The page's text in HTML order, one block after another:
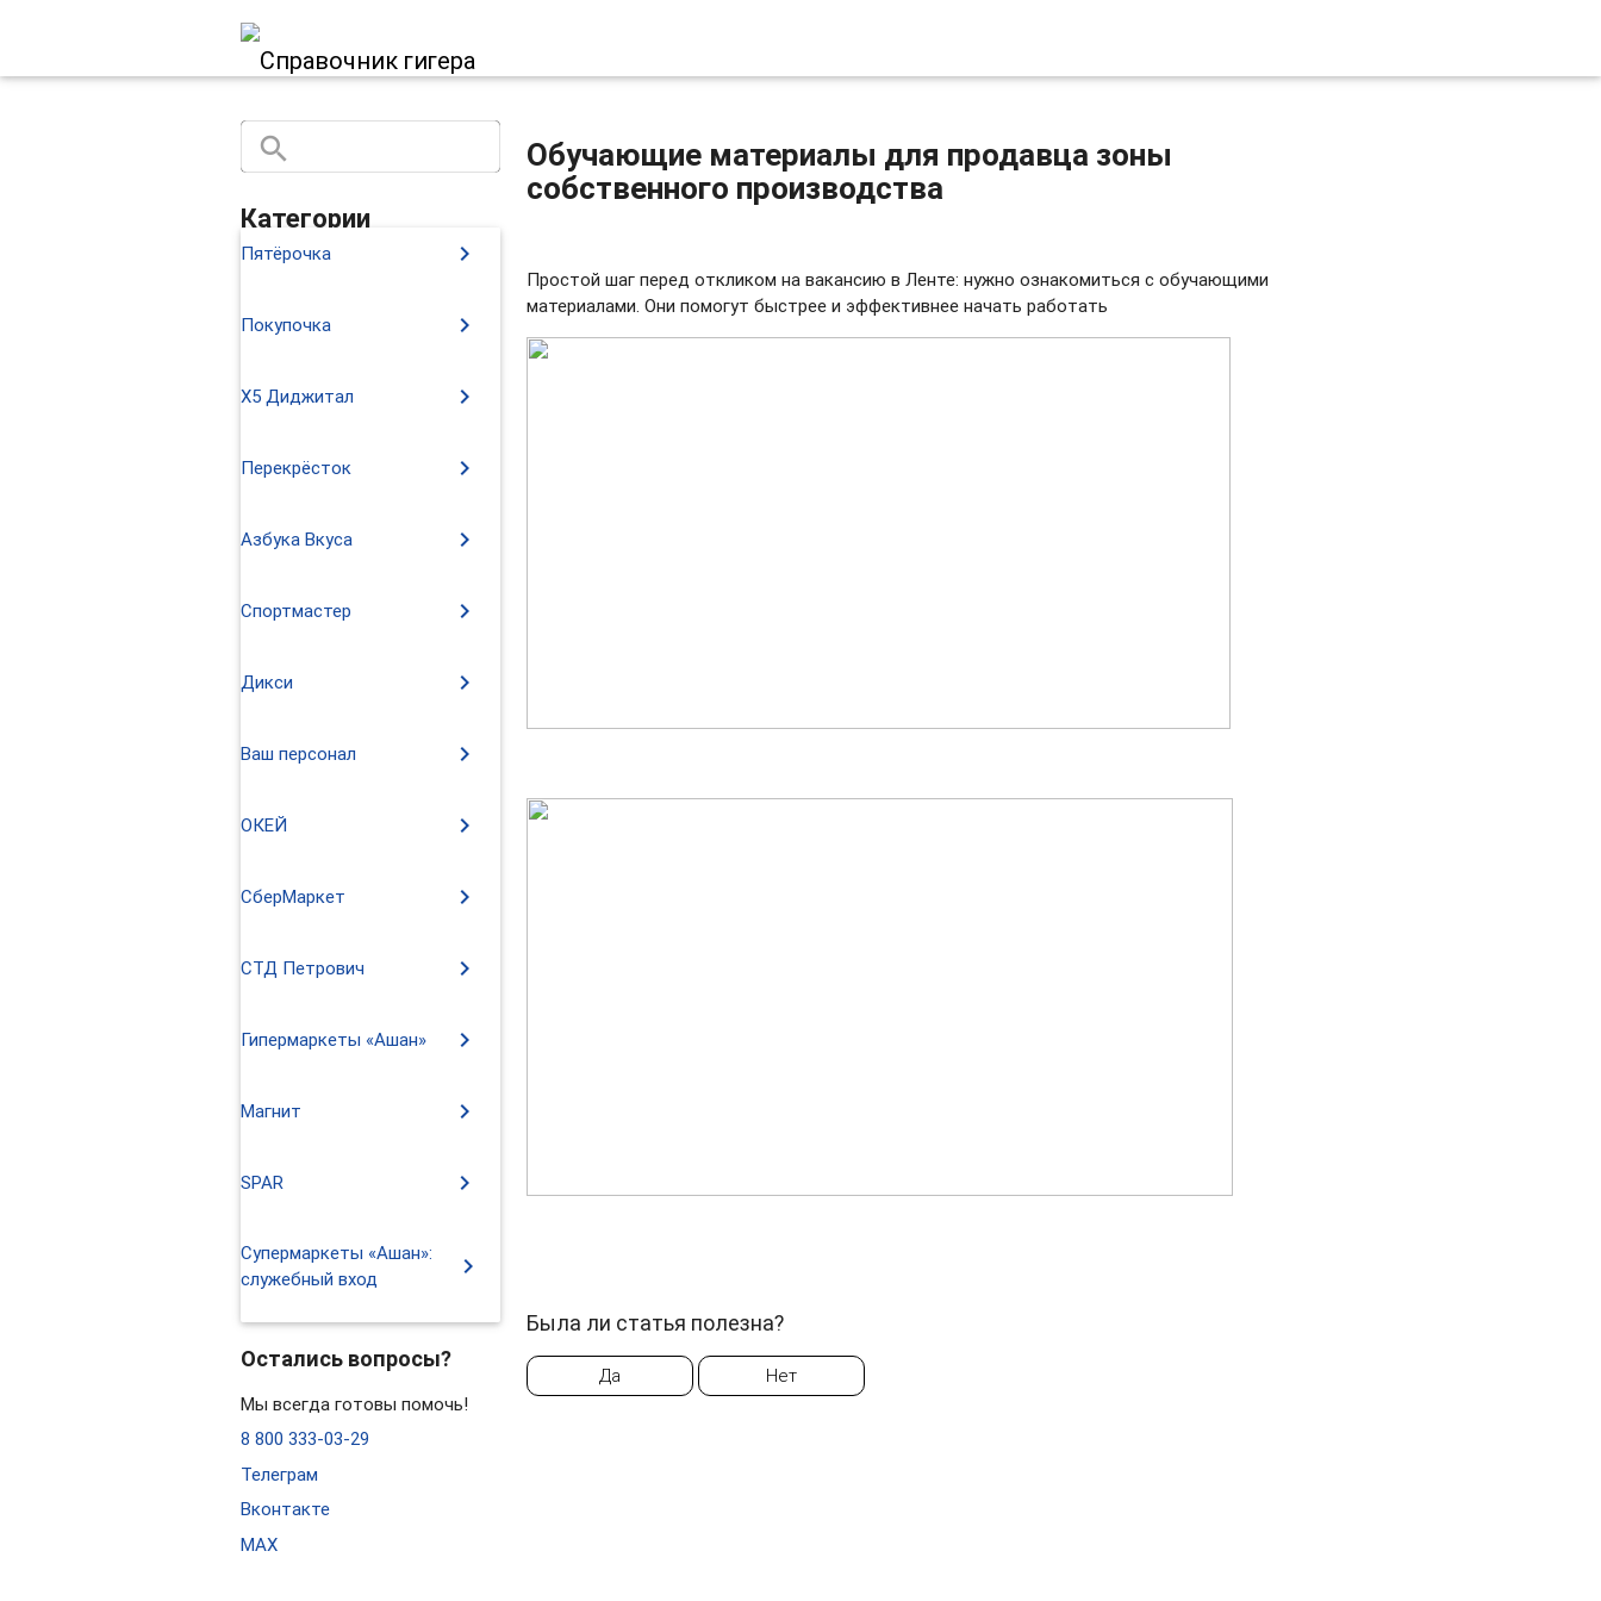
search
Категории
Пятёрочка chevron_right
Покупочка chevron_right
X5 Диджитал chevron_right
Перекрёсток chevron_right
Азбука Вкуса chevron_right
Спортмастер chevron_right
Дикси chevron_right
Ваш персонал chevron_right
ОКЕЙ chevron_right
СберМаркет chevron_right
СТД Петрович chevron_right
Гипермаркеты «Ашан» chevron_right
Магнит chevron_right
SPAR chevron_right
Супермаркеты «Ашан»:
служебный вход
chevron_right
Остались вопросы?
Мы всегда готовы помочь!
8 800 333-03-29
Телеграм
Вконтакте
MAX
Обучающие материалы для продавца зоны
собственного производства
Простой шаг перед откликом на вакансию в Ленте: нужно ознакомиться с обучающими
материалами. Они помогут быстрее и эффективнее начать работать
Была ли статья полезна?
Да Нет